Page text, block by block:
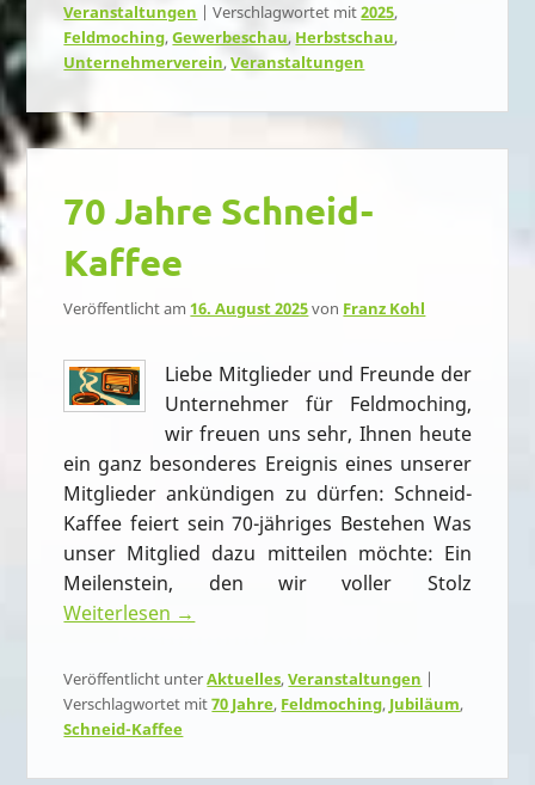
Veranstaltungen |Verschlagwortet mit2025,
Feldmoching,Gewerbeschau, Herbstschau,
Unternehmerverein,Veranstaltungen
70 Jahre Schneid-
Kaffee
Veröffentlicht am16. August 2025von Franz Kohl
Liebe Mitglieder und Freunde der
Unternehmer für Feldmoching,
wir freuen uns sehr, Ihnen heute
ein ganz besonderes Ereignis eines unserer
Mitglieder ankündigen zu dürfen: Schneid-
Kaffee feiert sein 70-jähriges Bestehen Was
unser Mitglied dazu mitteilen möchte: Ein
Meilenstein, den wir voller Stolz
Weiterlesen →
Veröffentlicht unterAktuelles,Veranstaltungen |
Verschlagwortet mit70 Jahre, Feldmoching, Jubiläum,
Schneid-Kaffee